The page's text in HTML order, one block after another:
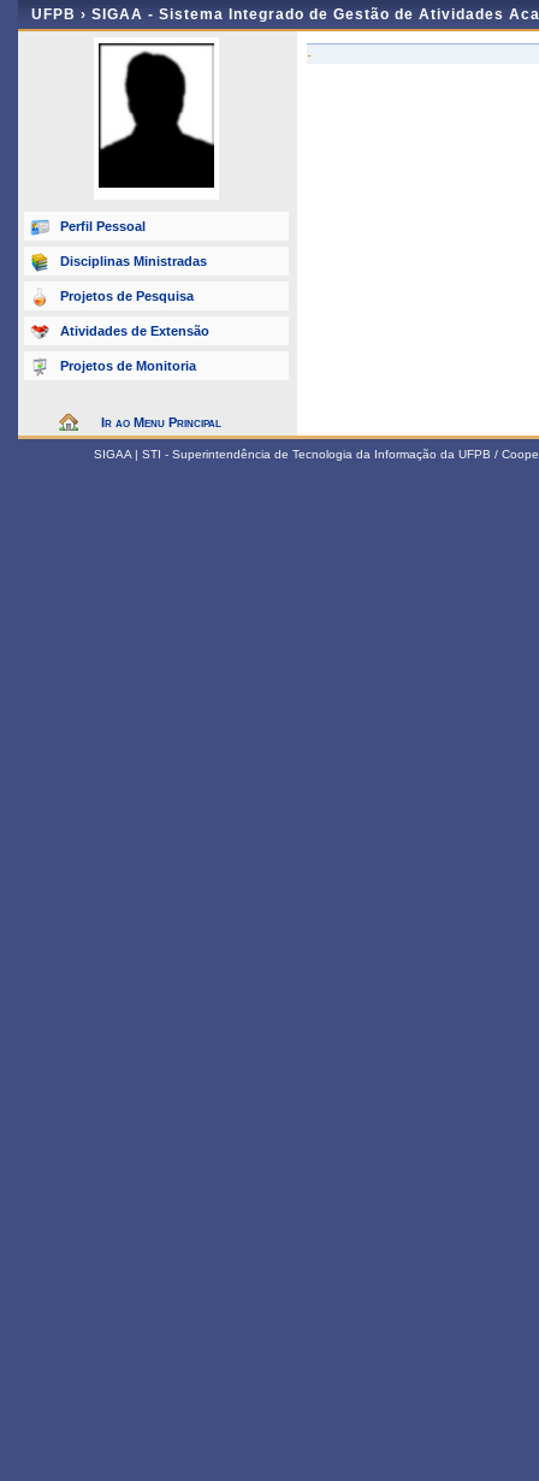
UFPB › SIGAA - Sistema Integrado de Gestão de Atividades
Perfil Pessoal
Disciplinas Ministradas
Projetos de Pesquisa
Atividades de Extensão
Projetos de Monitoria
Ir ao Menu Principal
-
SIGAA | STI - Superintendência de Tecnologia da Informação da UFPB /